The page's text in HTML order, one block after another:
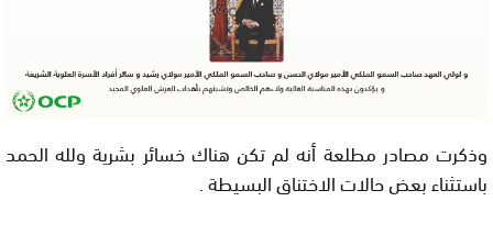
وذكرت مصادر مطلعة أنه لم تكن هناك خسائر بشرية ولله الحمد
باستثناء بعض حالات الاختناق البسيطة .